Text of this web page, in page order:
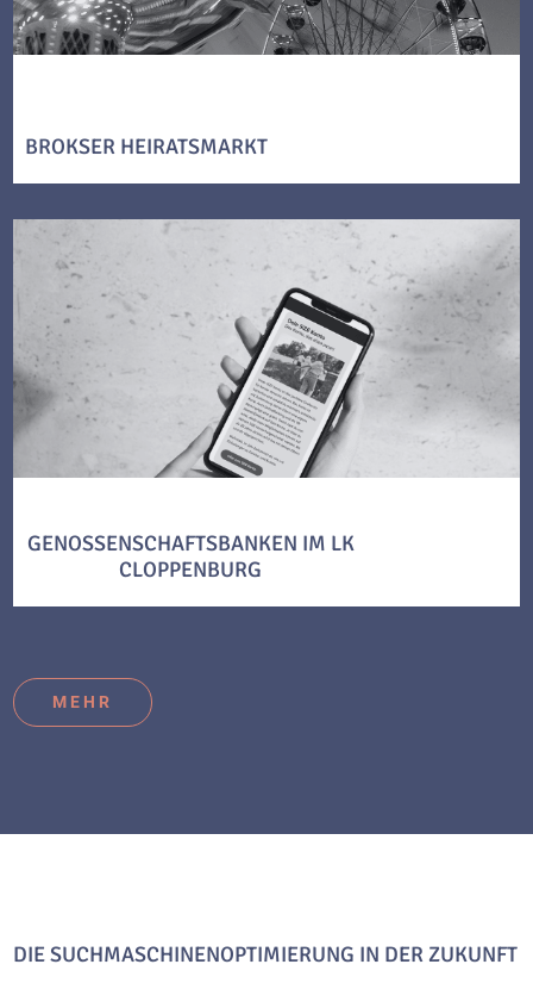
BROKSER HEIRATSMARKT
GENOSSENSCHAFTSBANKEN IM LK
CLOPPENBURG
MEHR
DIE SUCHMASCHINENOPTIMIERUNG IN DER ZUKUNFT